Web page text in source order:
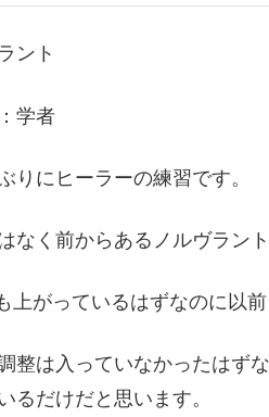
ント
学者
りにヒーラーの練習です。
なく前からあるノルヴラン
上がっているはずなのに以
整は入っていなかったはず
るだけだと思います。